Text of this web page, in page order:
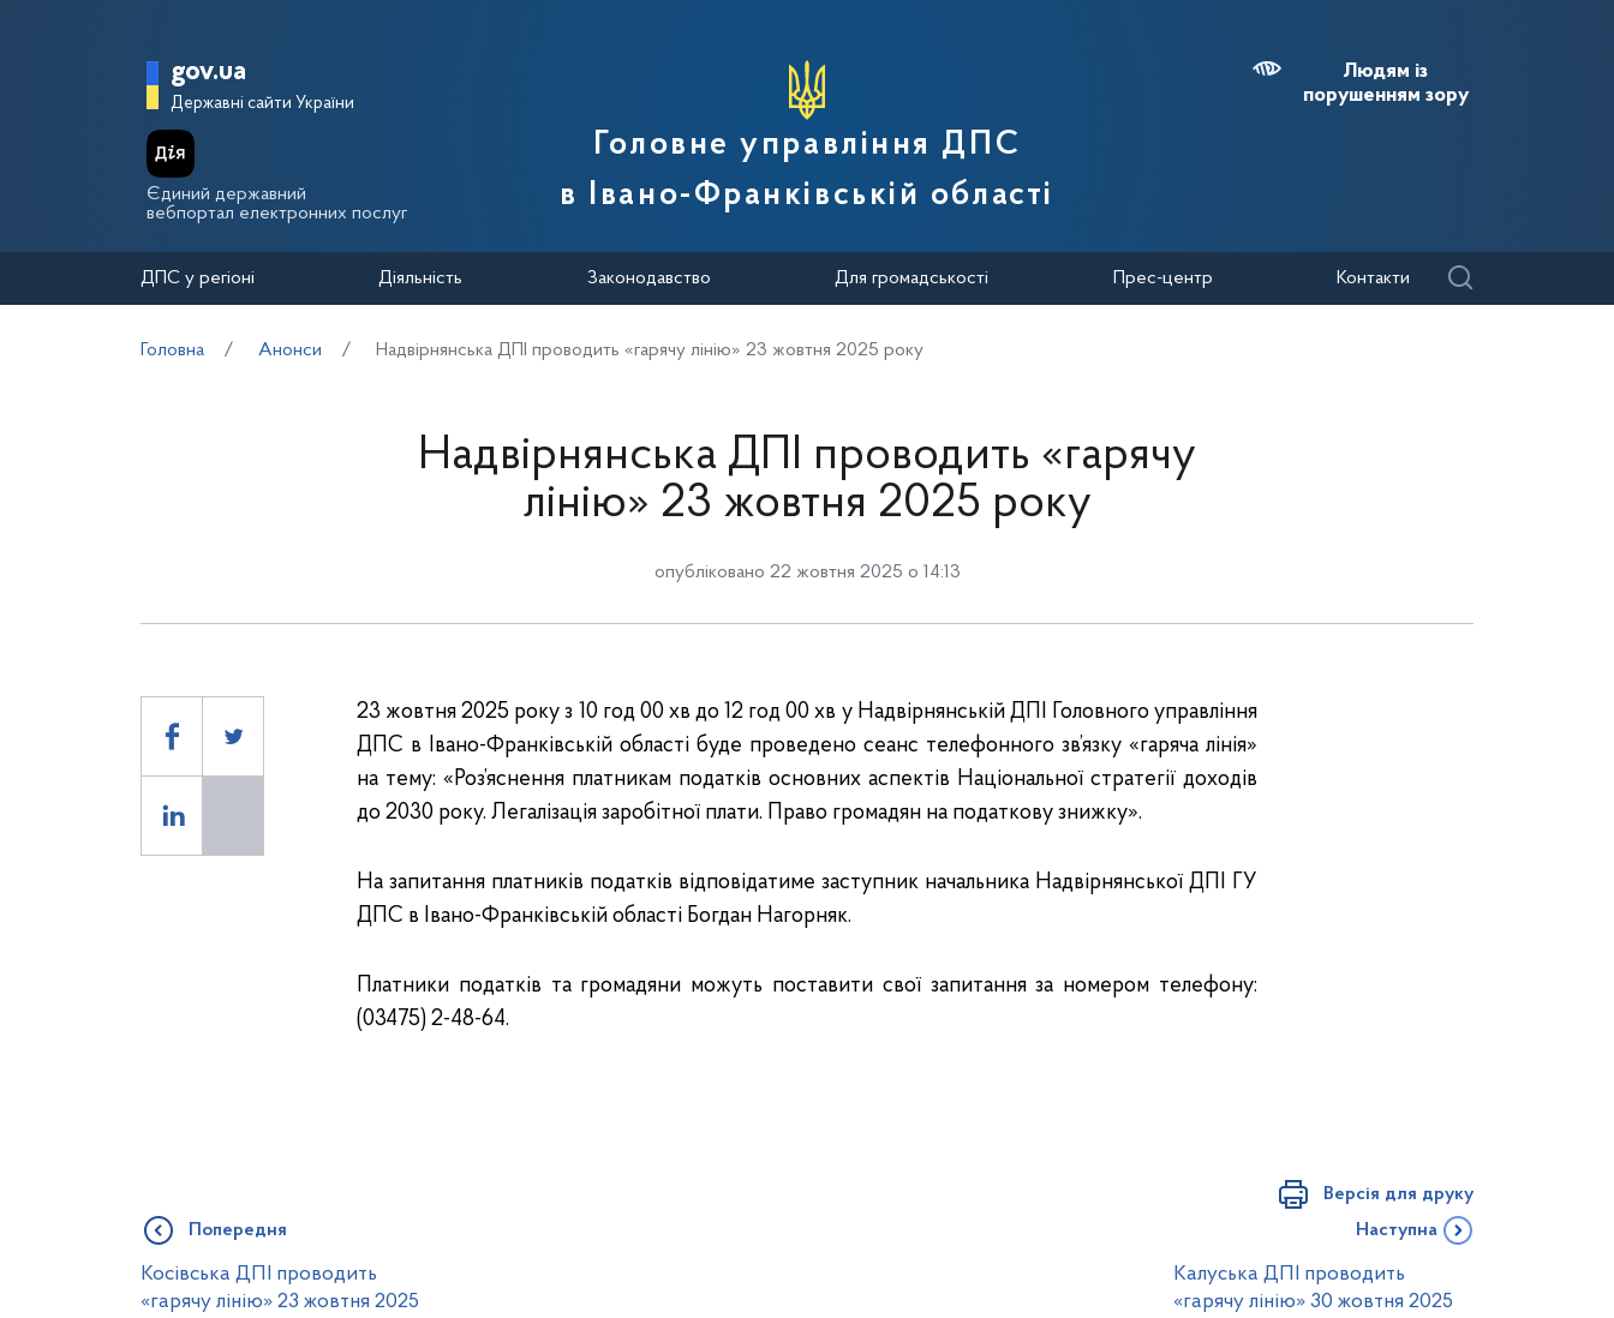
Головна сторінка Державної податкової служби України
gov.ua
Державні сайти України
Єдиний державний
вебпортал електронних послуг
Головне управління ДПС
в Івано-Франківській області
Людям із
порушенням зору
ДПС у регіоні Діяльність Законодавство Для громадськості Прес-центр Контакти
Головна Анонси Надвірнянська ДПІ проводить «гарячу лінію» 23 жовтня 2025 року
Надвірнянська ДПІ проводить «гарячу
лінію» 23 жовтня 2025 року
опубліковано 22 жовтня 2025 о 14:13
23 жовтня 2025 року з 10 год 00 хв до 12 год 00 хв у Надвірнянській ДПІ Головного управління
ДПС в Івано-Франківській області буде проведено сеанс телефонного зв’язку «гаряча лінія»
на тему: «Роз’яснення платникам податків основних аспектів Національної стратегії доходів
до 2030 року. Легалізація заробітної плати. Право громадян на податкову знижку».
На запитання платників податків відповідатиме заступник начальника Надвірнянської ДПІ ГУ
ДПС в Івано-Франківській області Богдан Нагорняк.
Платники податків та громадяни можуть поставити свої запитання за номером телефону:
(03475) 2-48-64.
Версія для друку
Попередня
Косівська ДПІ проводить
«гарячу лінію» 23 жовтня 2025
Наступна
Калуська ДПІ проводить
«гарячу лінію» 30 жовтня 2025